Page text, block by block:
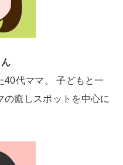
40代ママ。 子どもと一
癒しスポットを中心に